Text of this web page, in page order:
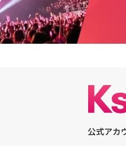
公式アカ